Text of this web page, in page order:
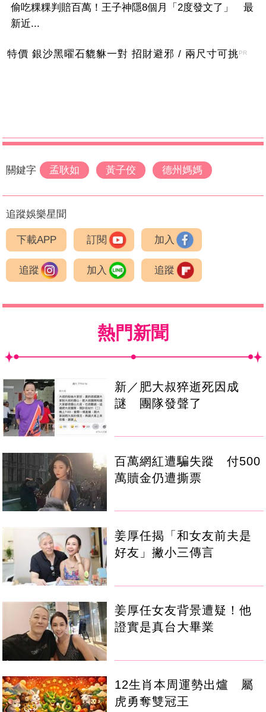
偷吃粿粿判賠百萬！王子神隱8個月「2度發文了」 最
新近...
特價 銀沙黑曜石貔貅一對 招財避邪 / 兩尺寸可挑PR
關鍵字 孟耿如 黃子佼 德州媽媽
追蹤娛樂星聞
下載APP 訂閱 加入
追蹤 加入 追蹤
熱門新聞
新／肥大叔猝逝死因成
謎 團隊發聲了
百萬網紅遭騙失蹤 付500
萬贖金仍遭撕票
姜厚任揭「和女友前夫是
好友」撇小三傳言
姜厚任女友背景遭疑！他
證實是真台大畢業
12生肖本周運勢出爐 屬
虎勇奪雙冠王